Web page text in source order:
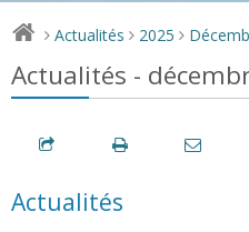
> Actualités > 2025 >
Actualités -
Actualités